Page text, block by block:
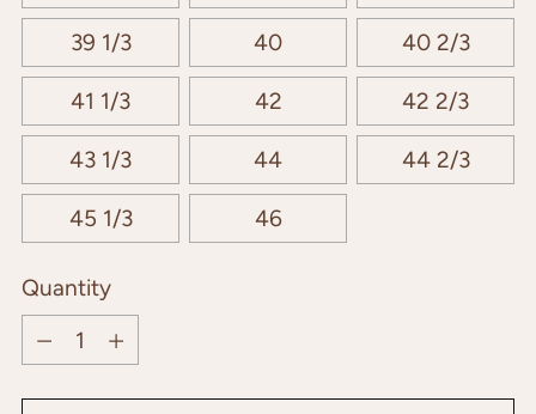
39 1/3 40 40 2/3
41 1/3 42 42 2/3
43 1/3 44 44 2/3
45 1/3 46
Quantity
Quantity